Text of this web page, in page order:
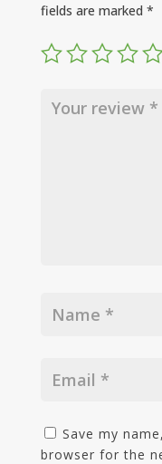
fields are marked *
Save my
browser for the